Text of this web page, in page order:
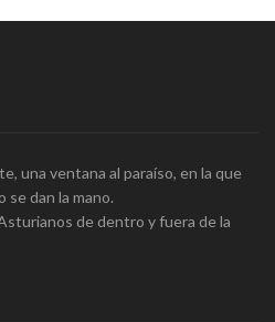
una ventana al paraíso, en la que
dan la mano.
de dentro y fuera de la